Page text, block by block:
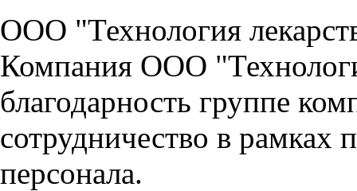
ООО "Технология
Компания ООО
благодарность группе
сотрудничество в рамках
персонала.